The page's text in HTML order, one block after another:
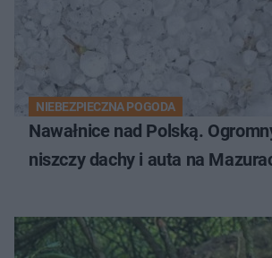
NIEBEZPIECZNA POGODA
Nawałnice nad Polską.
niszczy dachy i auta na